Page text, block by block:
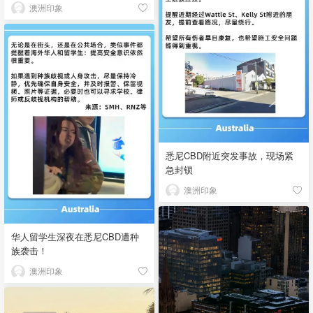
澳洲印象
悉尼CBD附近突发事故，现场紧
急封锁
澳洲印象
华人留学生深夜在悉尼CBD遭种
族袭击！
澳洲印象